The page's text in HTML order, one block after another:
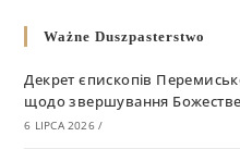
Ważne Duszpasterstwo
Декрет єпископів
щодо звершування
6 LIPCA 2026 /